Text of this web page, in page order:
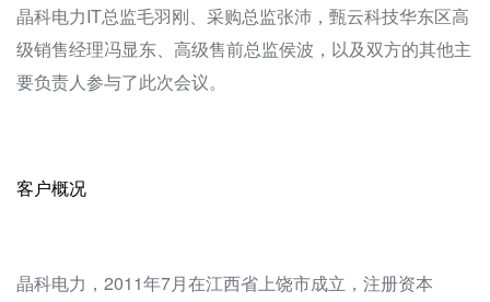
晶科电力IT总监毛羽刚、采购总监张沛，甄云科技华东区高
级销售经理冯显东、高级售前总监侯波，以及双方的其他主
要负责人参与了此次会议。
客户概况
晶科电力，2011年7月在江西省上饶市成立，注册资本